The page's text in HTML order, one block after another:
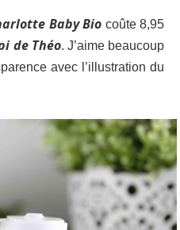
Baby Bio coûte 8,95
de Théo. J’aime beaucoup
avec l’illustration du